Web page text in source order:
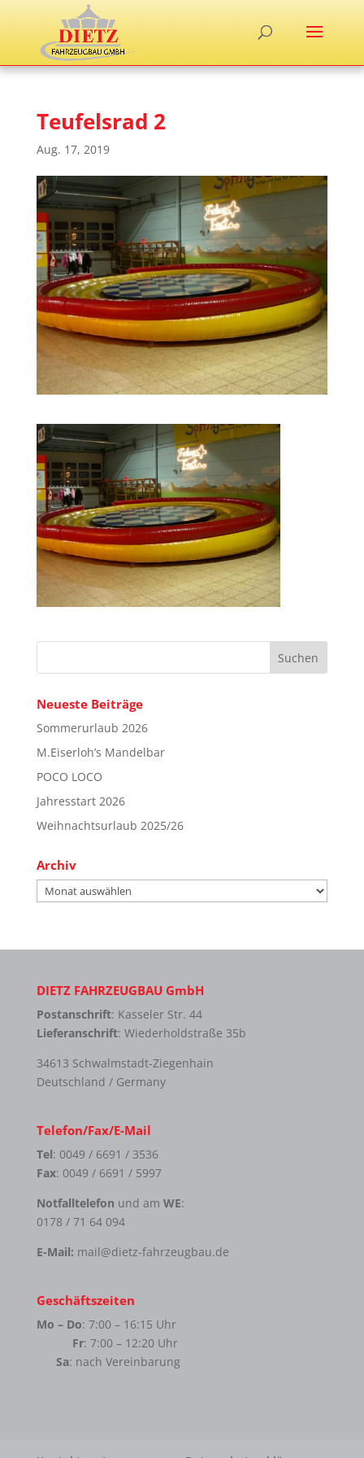
Teufelsrad 2
Aug. 17, 2019
Neueste Beiträge
Sommerurlaub 2026
M.Eiserloh’s Mandelbar
POCO LOCO
Jahresstart 2026
Weihnachtsurlaub 2025/26
Archiv
Archiv
DIETZ FAHRZEUGBAU GmbH
Postanschrift: Kasseler Str. 44
Lieferanschrift: Wiederholdstraße 35b
34613 Schwalmstadt-Ziegenhain
Deutschland / Germany
Telefon/Fax/E-Mail
Tel: 0049 / 6691 / 3536
Fax: 0049 / 6691 / 5997
Notfalltelefon und am WE:
0178 / 71 64 094
E-Mail: mail@dietz-fahrzeugbau.de
Geschäftszeiten
Mo – Do: 7:00 – 16:15 Uhr
Fr: 7:00 – 12:20 Uhr
Sa: nach Vereinbarung